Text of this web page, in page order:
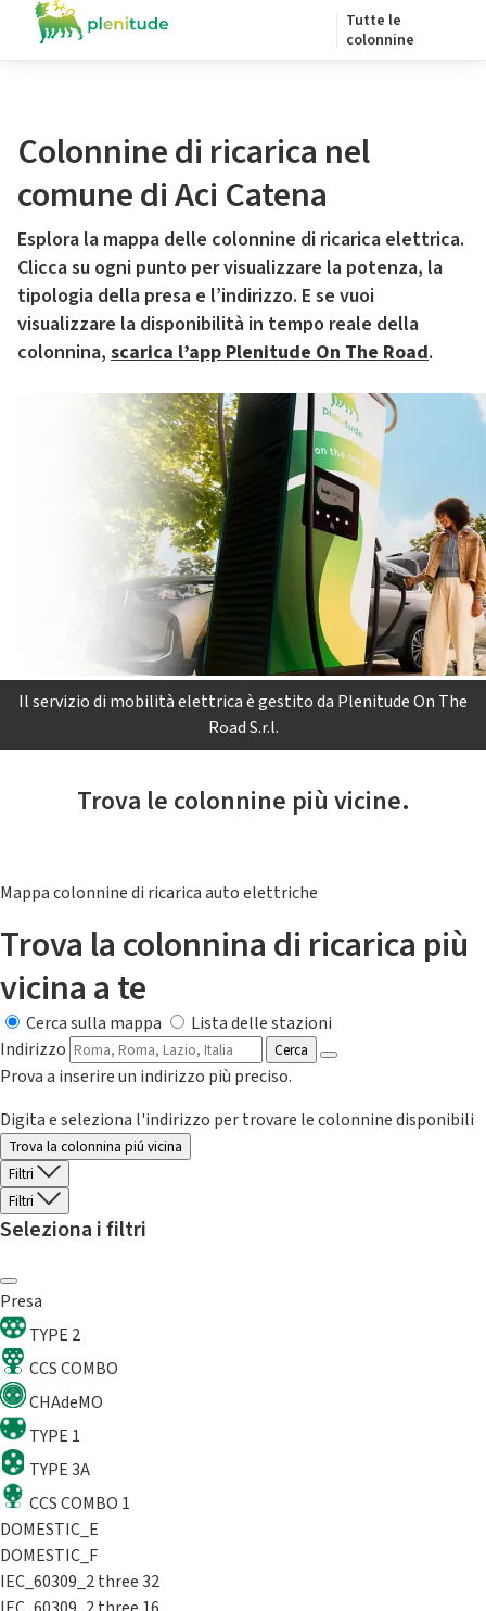
Tutte le
colonnine
Colonnine di ricarica nel
comune di Aci Catena
Esplora la mappa delle colonnine di ricarica elettrica.
Clicca su ogni punto per visualizzare la potenza, la
tipologia della presa e l’indirizzo. E se vuoi
visualizzare la disponibilità in tempo reale della
colonnina, scarica l’app Plenitude On The Road.
Il servizio di mobilità elettrica è gestito da Plenitude On The
Road S.r.l.
Trova le colonnine più vicine.
Mappa colonnine di ricarica auto elettriche
Trova la colonnina di ricarica più
vicina a te
Cerca sulla mappa
Lista delle stazioni
Indirizzo
Cerca
Prova a inserire un indirizzo più preciso.
Digita e seleziona l'indirizzo per trovare le colonnine disponibili
Trova la colonnina piú vicina
Filtri
Filtri
Seleziona i filtri
Presa
TYPE 2
CCS COMBO
CHAdeMO
TYPE 1
TYPE 3A
CCS COMBO 1
DOMESTIC_E
DOMESTIC_F
IEC_60309_2 three 32